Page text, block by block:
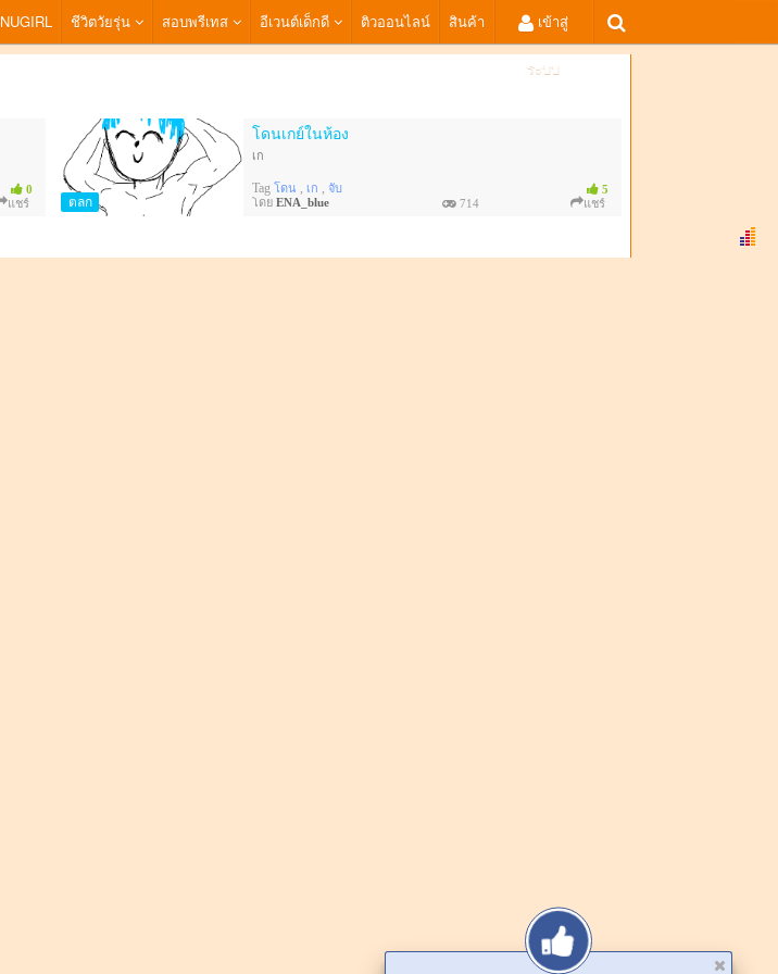
NUGIRL ชีวิตวัยรุ่น สอบพรีเทส อีเวนต์เด็กดี ติวออนไลน์ สินค้า เข้าสู่
ระบบ
0
แชร์ ตลก
โดนเกย์ในห้อง
5
เก
Tag โดน , เก , จับ
โดย ENA_blue 714 แชร์